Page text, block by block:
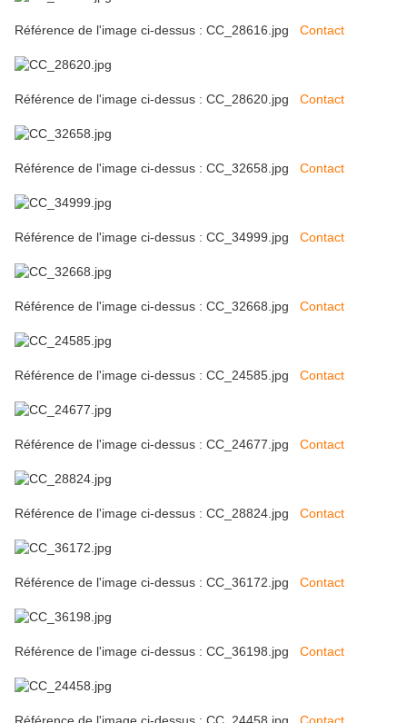
Référence de l'image ci-dessus : CC_28616.jpg Contact
Référence de l'image ci-dessus : CC_28620.jpg Contact
Référence de l'image ci-dessus : CC_32658.jpg Contact
Référence de l'image ci-dessus : CC_34999.jpg Contact
Référence de l'image ci-dessus : CC_32668.jpg Contact
Référence de l'image ci-dessus : CC_24585.jpg Contact
Référence de l'image ci-dessus : CC_24677.jpg Contact
Référence de l'image ci-dessus : CC_28824.jpg Contact
Référence de l'image ci-dessus : CC_36172.jpg Contact
Référence de l'image ci-dessus : CC_36198.jpg Contact